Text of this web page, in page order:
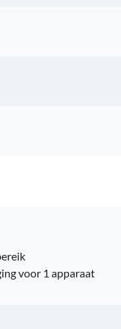
voor 1 apparaat